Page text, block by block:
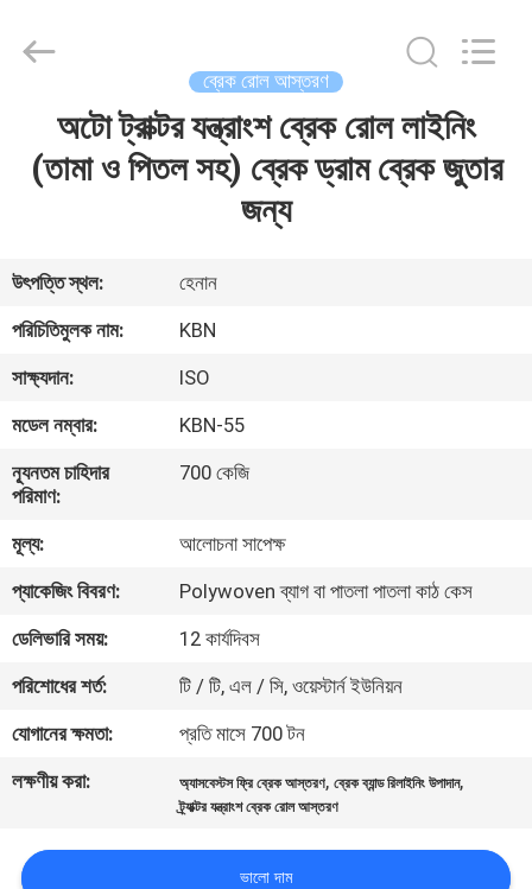
আমাদের
সম্পর্কে
কারখানা
ভ্রমণ
নিয়ন্ত্রণ
যোগাযোগ
করুন
উদ্ধৃতির
জন্য
ব্রেক রোল আস্তরণ
অটো ট্রাক্টর যন্ত্রাংশ ব্রেক রোল লাইনিং
(তামা ও পিতল সহ) ব্রেক ড্রাম ব্রেক জুতার
জন্য
উৎপত্তি স্থল:
হেনান
পরিচিতিমুলক নাম:
KBN
সাক্ষ্যদান:
ISO
মডেল নম্বার:
KBN-55
ন্যূনতম চাহিদার
পরিমাণ:
700 কেজি
মূল্য:
আলোচনা সাপেক্ষ
প্যাকেজিং বিবরণ:
Polywoven ব্যাগ বা পাতলা পাতলা কাঠ কেস
ডেলিভারি সময়:
12 কার্যদিবস
পরিশোধের শর্ত:
টি / টি, এল / সি, ওয়েস্টার্ন ইউনিয়ন
যোগানের ক্ষমতা:
প্রতি মাসে 700 টন
লক্ষণীয় করা:
অ্যাসবেস্টস ফ্রি ব্রেক আস্তরণ,ব্রেক ব্যান্ড রিলাইনিং উপাদান,
ট্র্যাক্টর যন্ত্রাংশ ব্রেক রোল আস্তরণ
ভালো দাম